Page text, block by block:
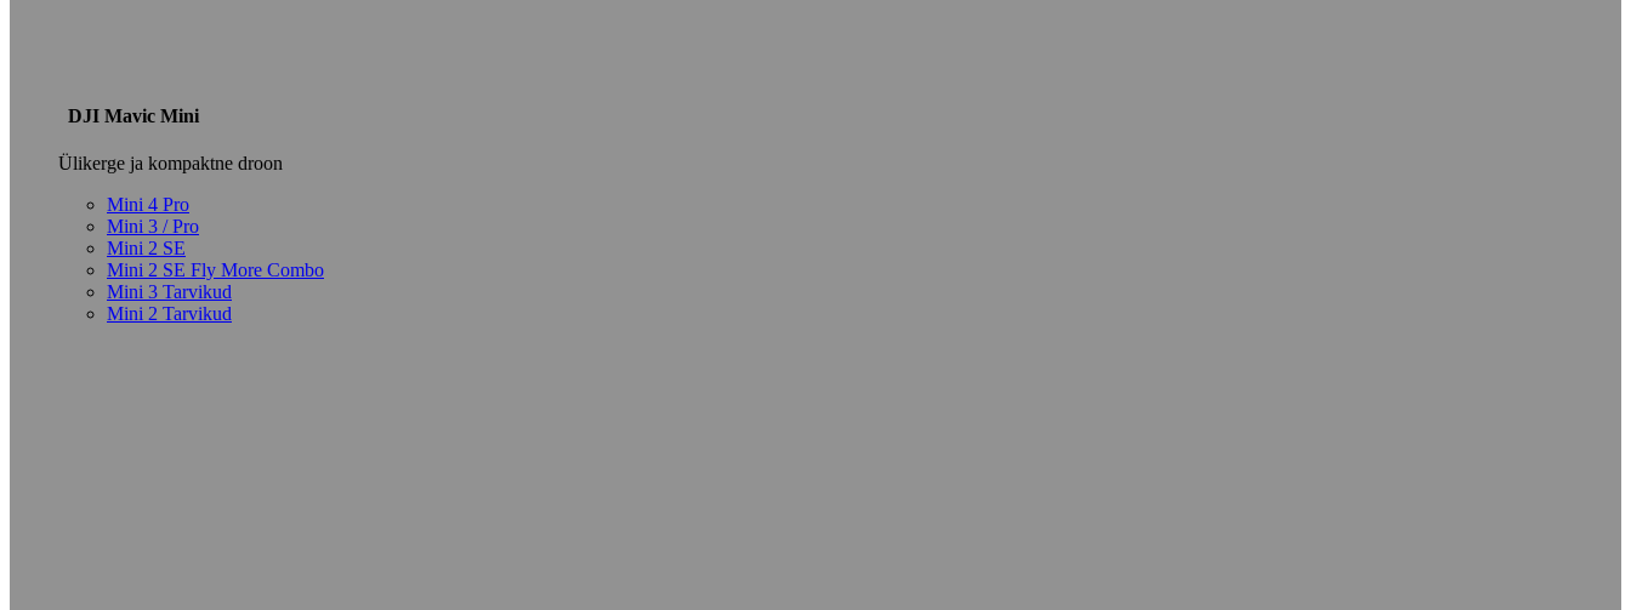
DJI Mavic Mini
Ülikerge ja kompaktne droon
Mini 4 Pro
Mini 3 / Pro
Mini 2 SE
Mini 2 SE Fly More Combo
Mini 3 Tarvikud
Mini 2 Tarvikud